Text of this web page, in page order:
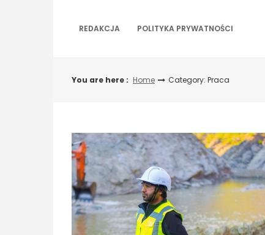
REDAKCJA POLITYKA PRYWATNOŚCI
You are here : Home Category: Praca